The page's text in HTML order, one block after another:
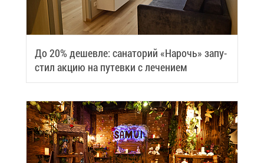
До 20% де­шев­ле: са­на­то­рий «На­рочь» за­пу­
стил ак­цию на пу­тев­ки с ле­че­ни­ем